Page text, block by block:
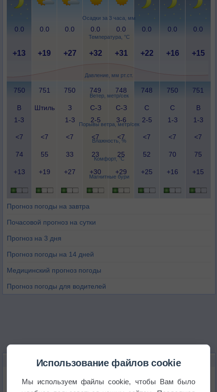
Осадки за 3 часа, мм
Температура, °C
Давление, мм рт.ст.
Ветер, метр/сек
Порывы ветра, метр/сек
Влажность, %
Комфорт, °C
Магнитные бури
0.0 0.0 0.0 0.0 0.0 0.0 0.0 0.0
+13 +19 +27 +32 +31 +22 +16 +15
750 751 750 749 748 748 750 751
В
1-3
Штиль
З
1-3
С-З
2-5
С-З
3-6
С
2-5
С
1-3
В
1-3
<7 <7 <7 <7 <7 <7 <7 <7
74 55 33 23 25 52 70 75
+13 +19 +27 +30 +29 +25 +16 +15
Прогноз погоды на завтра
Почасовой прогноз на сутки
Прогноз на 3 дня
Прогноз погоды на 14 дней
Медицинский прогноз погоды
Прогноз погоды для водителей
НОВОЕ О ПОГОДЕ
Использование файлов cookie
Мы используем файлы cookie, чтобы Вам было